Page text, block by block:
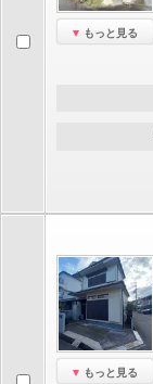
もっと見る
もっと見る